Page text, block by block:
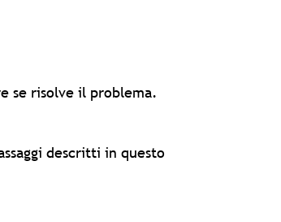
se risolve il problema.
descritti in questo